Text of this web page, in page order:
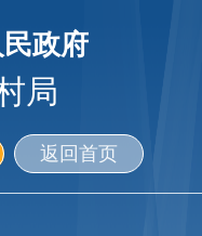
政府
局
返回首页